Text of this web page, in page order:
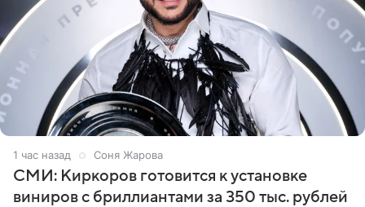
1 час назад Соня Жарова
СМИ: Киркоров готовится к установке
виниров с бриллиантами за 350 тыс. рублей